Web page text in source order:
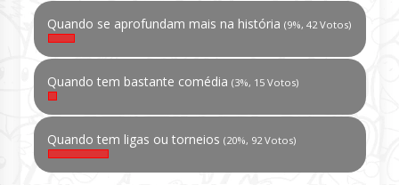
Quando se aprofundam mais na história (9%, 42 Votos)
Quando tem bastante comédia (3%, 15 Votos)
Quando tem ligas ou torneios (20%, 92 Votos)